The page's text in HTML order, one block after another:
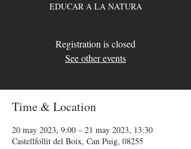
EDUCAR A LA NATURA
Registration is closed
See other events
Time & Location
20 may 2023, 9:00 – 21 may 2023, 13:30
Castellfollit del Boix, Can Puig, 08255